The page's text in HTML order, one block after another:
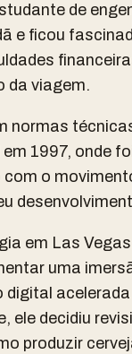
de
e ficou
da viagem.
normas
1997, onde
o
em Las
uma
decidiu
produzir